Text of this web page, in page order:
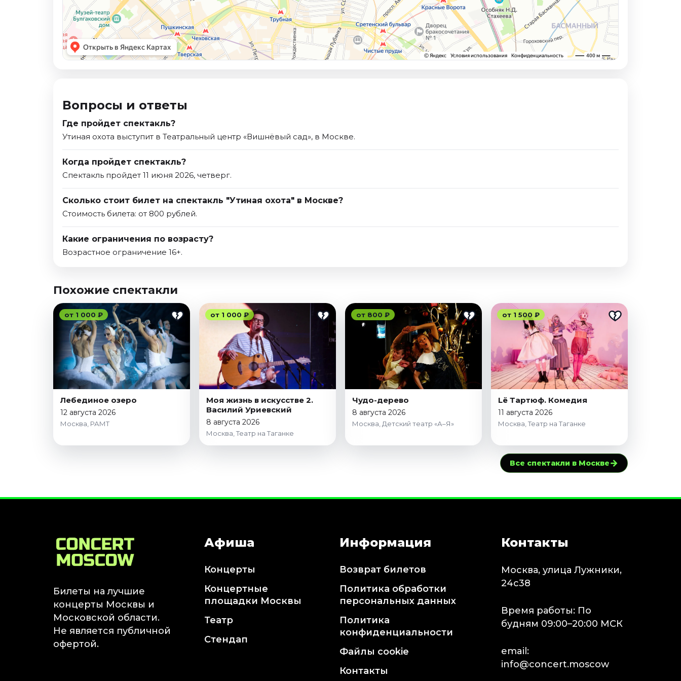
Вопросы и ответы
Где пройдет спектакль?
Утиная охота выступит в Театральный центр «Вишнёвый сад», в Москве.
Когда пройдет спектакль?
Спектакль пройдет 11 июня 2026, четверг.
Сколько стоит билет на спектакль "Утиная охота" в Москве?
Стоимость билета: от 800 рублей.
Какие ограничения по возрасту?
Возрастное ограничение 16+.
Похожие спектакли
от 1 000 ₽
Лебединое озеро
12 августа 2026
Москва, РАМТ
от 1 000 ₽
Моя жизнь в искусстве 2.
Василий Уриевский
8 августа 2026
Москва, Театр на Таганке
от 800 ₽
Чудо-дерево
8 августа 2026
Москва, Детский театр «А–Я»
от 1 500 ₽
Lё Тартюф. Комедия
11 августа 2026
Москва, Театр на Таганке
Все спектакли в Москве→
Билеты на лучшие
концерты Москвы и
Московской области.
Не является публичной
офертой.
Афиша
Концерты
Концертные
площадки Москвы
Театр
Стендап
Информация
Возврат билетов
Политика обработки
персональных данных
Политика
конфиденциальности
Файлы cookie
Контакты
Контакты
Москва, улица Лужники,
24с38
Время работы: По
будням 09:00–20:00 МСК
email:
info@concert.moscow